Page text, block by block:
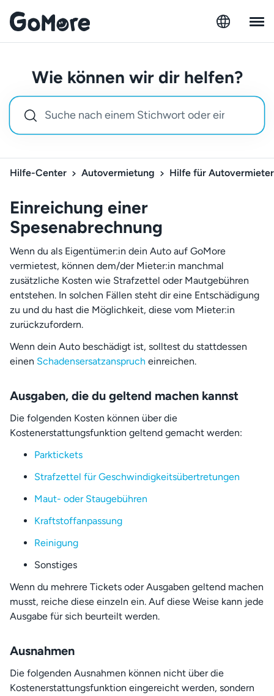
Wie können wir dir helfen?
Hilfe-Center Autovermietung Hilfe für Autovermieter
Einreichung einer
Spesenabrechnung
Wenn du als Eigentümer:in dein Auto auf GoMore
vermietest, können dem/der Mieter:in manchmal
zusätzliche Kosten wie Strafzettel oder Mautgebühren
entstehen. In solchen Fällen steht dir eine Entschädigung
zu und du hast die Möglichkeit, diese vom Mieter:in
zurückzufordern.
Wenn dein Auto beschädigt ist, solltest du stattdessen
einen Schadensersatzanspruch einreichen.
Ausgaben, die du geltend machen kannst
Die folgenden Kosten können über die
Kostenerstattungsfunktion geltend gemacht werden:
Parktickets
Strafzettel für Geschwindigkeitsübertretungen
Maut- oder Staugebühren
Kraftstoffanpassung
Reinigung
Sonstiges
Wenn du mehrere Tickets oder Ausgaben geltend machen
musst, reiche diese einzeln ein. Auf diese Weise kann jede
Ausgabe für sich beurteilt werden.
Ausnahmen
Die folgenden Ausnahmen können nicht über die
Kostenerstattungsfunktion eingereicht werden, sondern